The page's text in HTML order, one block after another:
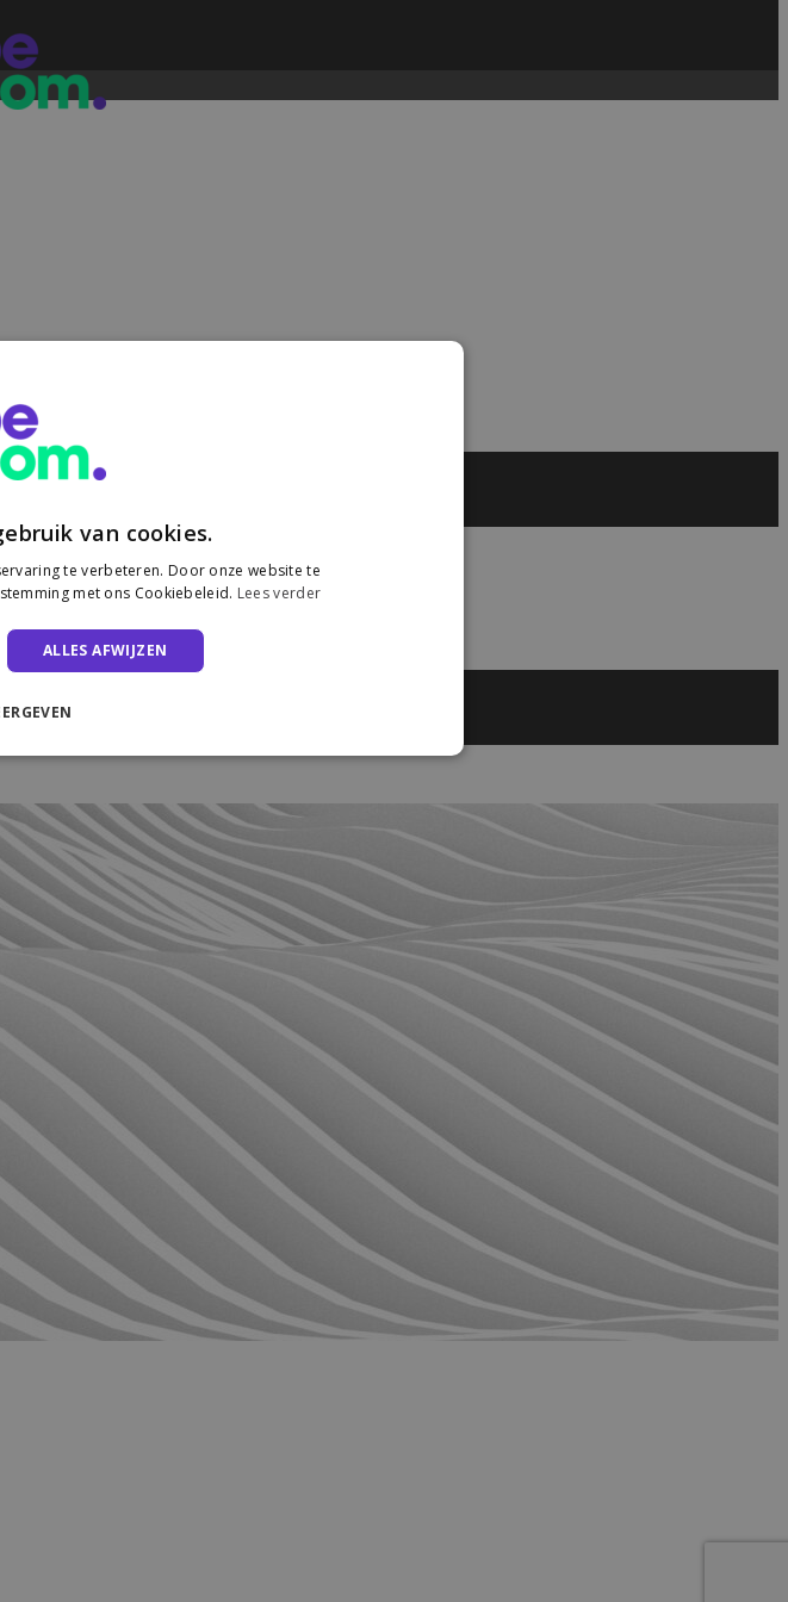
à l’accompagnement et au développement.
van cookies.
te verbeteren. Door onze website te
met ons Cookiebeleid. Lees verder
ALLES AFWIJZEN